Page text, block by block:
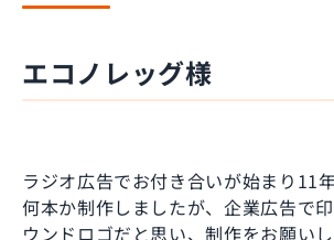
エコノレッグ様
ラジオ広告でお付き合いが始まり11
何本か制作しましたが、企業広告で
ウンドロゴだと思い、制作をお願い